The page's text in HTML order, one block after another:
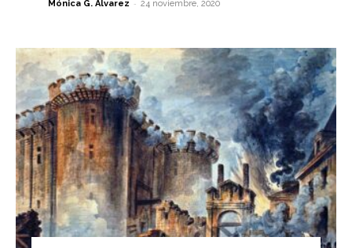
Mónica G. Álvarez - 24 noviembre, 2020